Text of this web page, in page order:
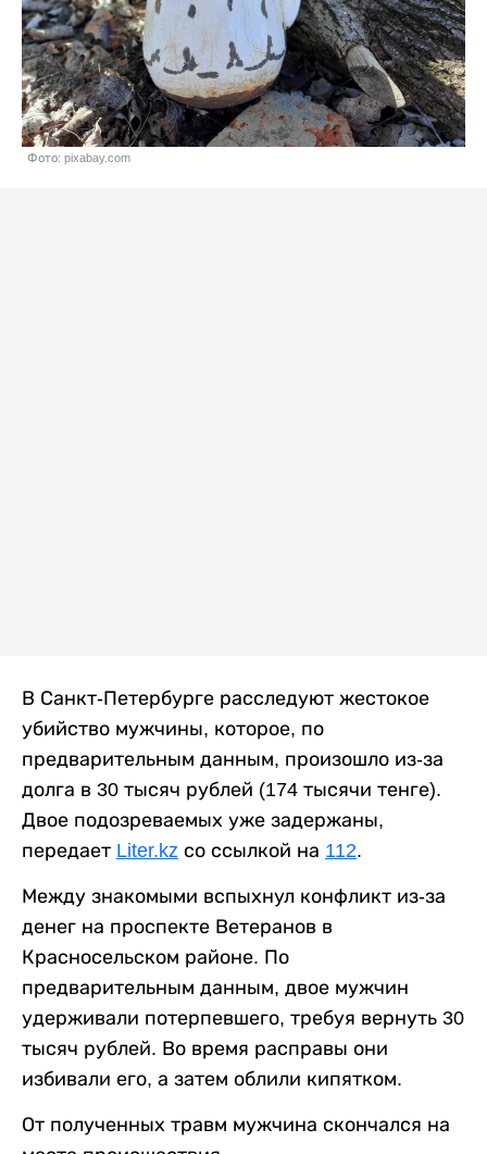
Фото: pixabay.com
В Санкт-Петербурге расследуют жестокое
убийство мужчины, которое, по
предварительным данным, произошло из-за
долга в 30 тысяч рублей (174 тысячи тенге).
Двое подозреваемых уже задержаны,
передает Liter.kz со ссылкой на 112.
Между знакомыми вспыхнул конфликт из-за
денег на проспекте Ветеранов в
Красносельском районе. По
предварительным данным, двое мужчин
удерживали потерпевшего, требуя вернуть 30
тысяч рублей. Во время расправы они
избивали его, а затем облили кипятком.
От полученных травм мужчина скончался на